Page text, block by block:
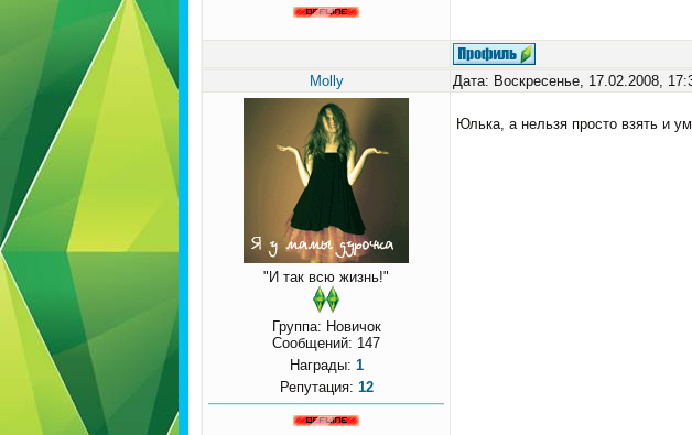
Molly Дата: Воскресенье, 17.02.2008,
"И так всю жизнь!"
Группа: Новичок
Сообщений: 147
Награды: 1
Репутация: 12
Юлька, а нельзя просто взять и